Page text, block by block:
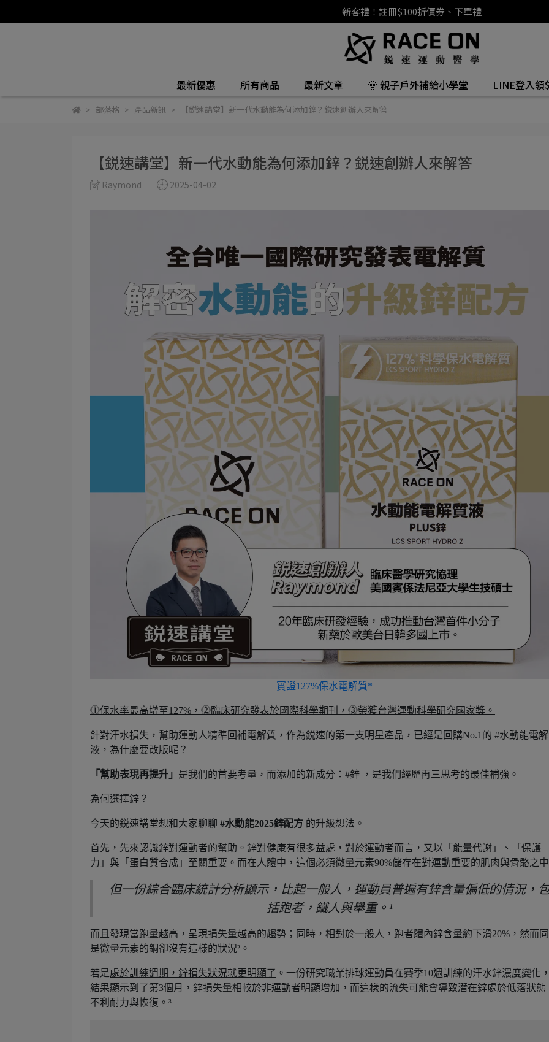
新客禮！註冊$100折價券、下單禮
最新優惠 所有商品 最新文章 🌞 親子戶外補給小學堂 LINE登入領
部落格 產品新訊 【鋭速講堂】新一代水動能為何添加鋅？鋭速創辦人來解答
【鋭速講堂】新一代水動能為何添加鋅？鋭速創辦人來解答
Raymond 2025-04-02
實證127%保水電解質*
⓵保水率最高增至127%，⓶臨床研究發表於國際科學期刊，⓷榮獲台灣運動科學研究國家獎。
針對汗水損失，幫助運動人精準回補電解質，作為鋭速的第一支明星產品，已經是回購No.1的 #水動能電
液，為什麼要改版呢？
「幫助表現再提升」 是我們的首要考量，而添加的新成分：#鋅 ，是我們經歷再三思考的最佳補強。
為何選擇鋅？
今天的鋭速講堂想和大家聊聊 #水動能2025鋅配方 的升級想法。
首先，先來認識鋅對運動者的幫助。鋅對健康有很多益處，對於運動者而言，又以「能量代謝」、「保護
力」與「蛋白質合成」至關重要。而在人體中，這個必須微量元素90%儲存在對運動重要的肌肉與骨骼之
但一份綜合臨床統計分析顯示，比起一般人，運動員普遍有鋅含量偏低的情況，
括跑者，鐵人與舉重。¹
而且發現當跑量越高，呈現損失量越高的趨勢 ；同時，相對於一般人，跑者體內鋅含量約下滑20%，然而
是微量元素的銅卻沒有這樣的狀況²。
若是處於訓練週期，鋅損失狀況就更明顯了 。一份研究職業排球運動員在賽季10週訓練的汗水鋅濃度變化
結果顯示到了第3個月，鋅損失量相較於非運動者明顯增加，而這樣的流失可能會導致潛在鋅處於低落狀態
不利耐力與恢復。³